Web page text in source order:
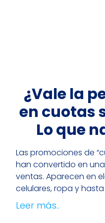
¿Vale la
en cuotas
Lo que
Las promociones de
han convertido en
ventas. Aparecen en
celulares, ropa y
Leer más..